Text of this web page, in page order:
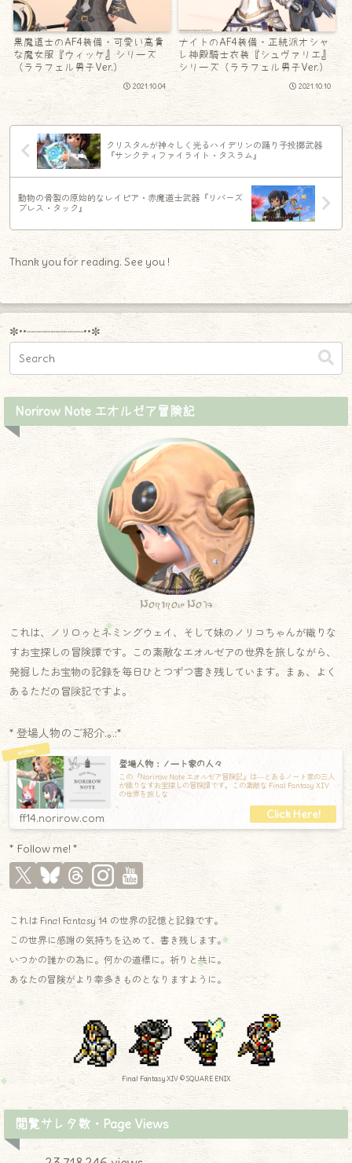
黒魔道士のAF4装備・可愛い高貴
な魔女服『ウィッケ』シリーズ
（ララフェル男子Ver.）
2021.10.04
ナイトのAF4装備・正統派オシャ
レ神殿騎士衣装『シュヴァリエ』
シリーズ（ララフェル男子Ver.）
2021.10.10
クリスタルが神々しく光るハイデリンの踊り子投擲武器
『サンクティファイライト・タスラム』
動物の骨製の原始的なレイピア・赤魔道士武器『リバーズ
ブレス・タック』
Thank you for reading. See you !
✼••┈┈┈┈┈┈┈┈┈••✼
Norirow Note エオルゼア冒険記
Norirow Note
これは、ノリロゥとネミングウェイ、そして妹のノリコちゃんが織りな
すお宝探しの冒険譚です。この素敵なエオルゼアの世界を旅しながら、
発掘したお宝物の記録を毎日ひとつずつ書き残しています。まぁ、よく
あるただの冒険記ですよ。
* 登場人物のご紹介.｡.:*
登場人物：ノート家の人々
この『Norirow Note エオルゼア冒険記』は―とあるノート家の三人
が織りなすお宝探しの冒険譚です。この素敵な Final Fantasy XIV
の世界を旅しな
ff14.norirow.com
* Follow me! *
これは Final Fantasy 14 の世界の記憶と記録です。
この世界に感謝の気持ちを込めて、書き残します。
いつかの誰かの為に。何かの道標に。祈りと共に。
あなたの冒険がより幸多きものとなりますように。
Final Fantasy XIV © SQUARE ENIX
閲覧サレタ数・Page Views